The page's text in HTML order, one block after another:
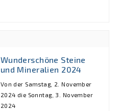
Wunderschöne Steine
und Mineralien 2024
Von der Samstag, 2. November
2024 die Sonntag, 3. November
2024